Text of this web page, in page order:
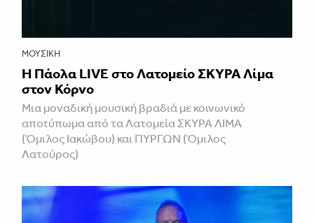
ΜΟΥΣΙΚΉ
Η Πάολα LIVE στο Λατομείο ΣΚΥΡΑ Λίμα
στον Κόρνο
Μια μοναδική μουσική βραδιά με κοινωνικό
αποτύπωμα από τα Λατομεία ΣΚΥΡΑ ΛΙΜΑ
(Όμιλος Ιακώβου) και ΠΥΡΓΩΝ (Όμιλος
Λατούρος)